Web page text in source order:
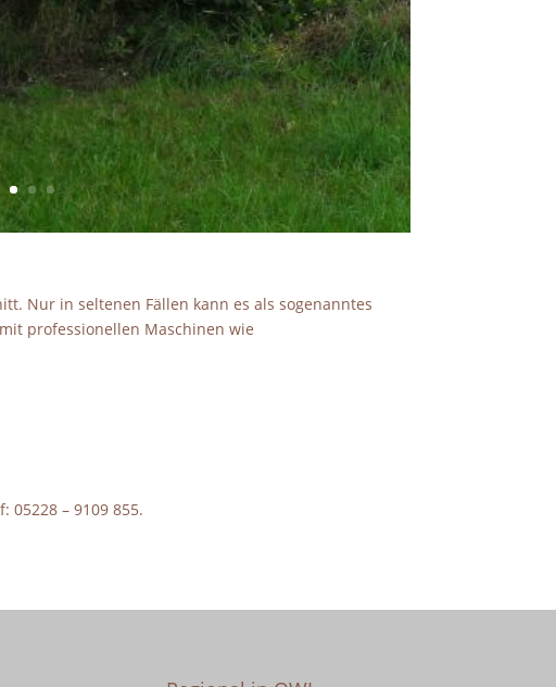
Nur in seltenen Fällen kann es als sogenanntes
professionellen Maschinen wie
– 9109 855.